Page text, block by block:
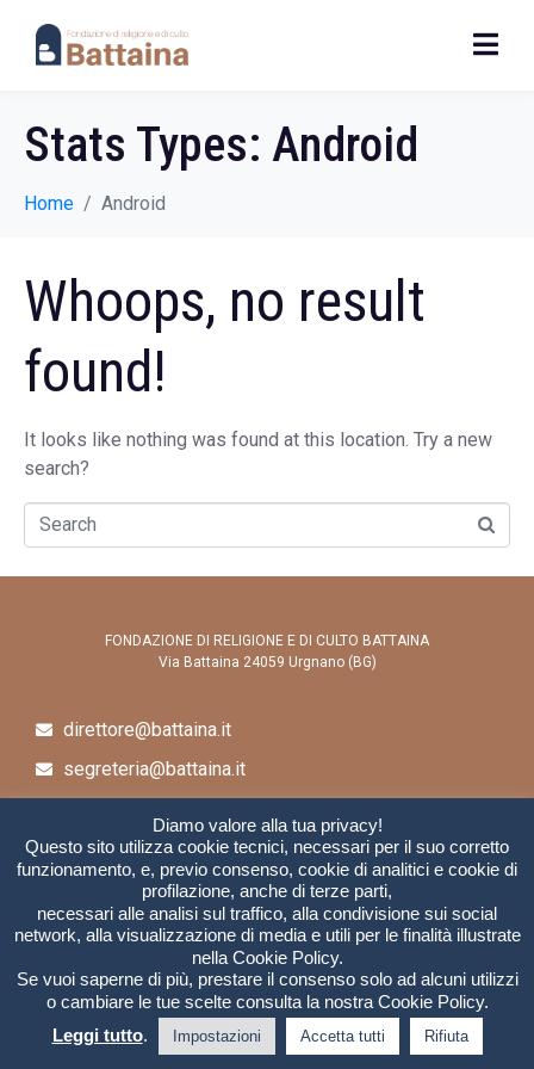
Stats Types: Android
Home Android
Whoops, no result
found!
It looks like nothing was found at this location. Try a new
search?
Cerca
FONDAZIONE DI RELIGIONE E DI CULTO BATTAINA
Via Battaina 24059 Urgnano (BG)
direttore@battaina.it
segreteria@battaina.it
+39 035 0401950
C.F. 95139740161 | Privacy
Diamo valore alla tua privacy!
Questo sito utilizza cookie tecnici, necessari per il suo corretto
funzionamento, e, previo consenso, cookie di analitici e cookie di
profilazione, anche di terze parti,
necessari alle analisi sul traffico, alla condivisione sui social
network, alla visualizzazione di media e utili per le finalità illustrate
nella Cookie Policy.
Se vuoi saperne di più, prestare il consenso solo ad alcuni utilizzi
o cambiare le tue scelte consulta la nostra Cookie Policy.
Leggi tutto. Impostazioni Accetta tutti Rifiuta